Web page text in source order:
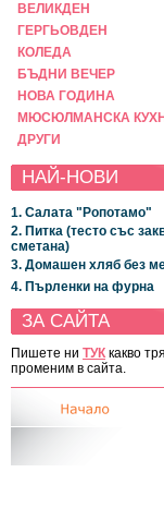
ВЕЛИКДЕН
ГЕРГЬОВДЕН
КОЛЕДА
БЪДНИ ВЕЧЕР
НОВА ГОДИНА
МЮСЮЛМАНСКА
ДРУГИ
НАЙ-НОВИ
1. Салата "Ропотамо"
2. Питка (тесто със
сметана)
3. Домашен хляб без
4. Пърленки на фурна
ЗА САЙТА
Пишете ни ТУК какво
променим в сайта.